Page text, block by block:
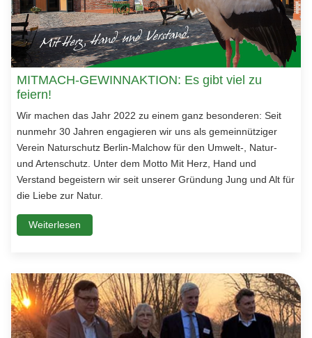
MITMACH-GEWINNAKTION: Es gibt viel zu
feiern!
Wir machen das Jahr 2022 zu einem ganz besonderen: Seit
nunmehr 30 Jahren engagieren wir uns als gemeinnütziger
Verein Naturschutz Berlin-Malchow für den Umwelt-, Natur-
und Artenschutz. Unter dem Motto Mit Herz, Hand und
Verstand begeistern wir seit unserer Gründung Jung und Alt für
die Liebe zur Natur.
Weiterlesen